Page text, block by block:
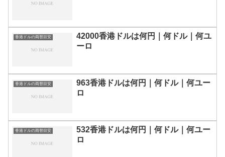
香港ドルの両替目安
42000香港ドルは何円｜何ドル｜何ユ
ーロ
香港ドルの両替目安
963香港ドルは何円｜何ドル｜何ユー
ロ
香港ドルの両替目安
532香港ドルは何円｜何ドル｜何ユー
ロ